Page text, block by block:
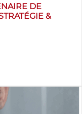
DE
&